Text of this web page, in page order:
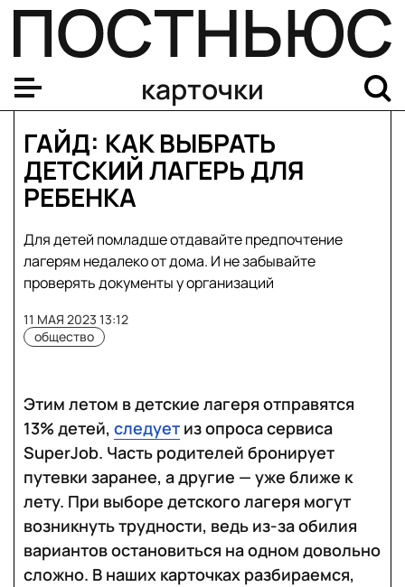
карточки
ГАЙД: КАК ВЫБРАТЬ
ДЕТСКИЙ ЛАГЕРЬ ДЛЯ
РЕБЕНКА
Для детей помладше отдавайте предпочтение
лагерям недалеко от дома. И не забывайте
проверять документы у организаций
общество
11 МАЯ 2023 13:12
Этим летом в детские лагеря отправятся
13% детей, следует из опроса сервиса
SuperJob. Часть родителей бронирует
путевки заранее, а другие — уже ближе к
лету. При выборе детского лагеря могут
возникнуть трудности, ведь из-за обилия
вариантов остановиться на одном довольно
сложно. В наших карточках разбираемся,